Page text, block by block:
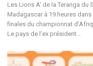
Les Lions A' de la Teranga du
Madagascar à 19 heures
finales du championnat
Le pays de l'ex président…